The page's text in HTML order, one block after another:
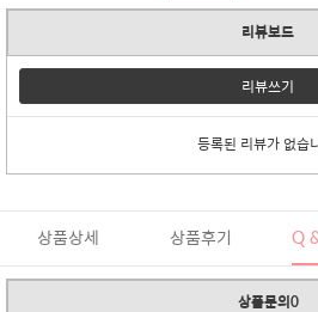
리뷰보드
리뷰쓰기
등록된 리뷰가 없습
상품상세 상품후기 Q
상품문의0